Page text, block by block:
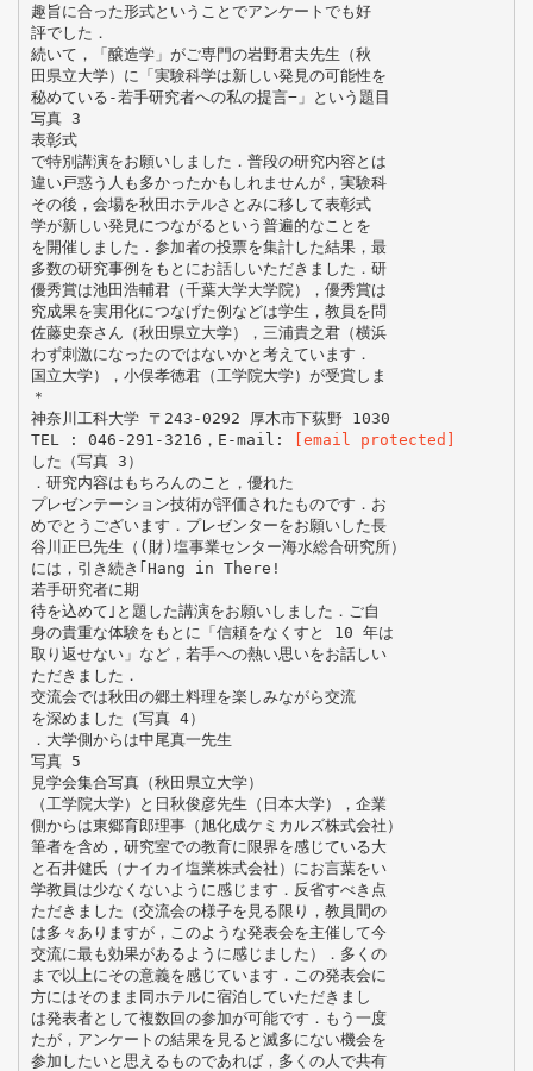
趣旨に合った形式ということでアンケートでも好
評でした．
続いて，「醸造学」がご専門の岩野君夫先生（秋
田県立大学）に「実験科学は新しい発見の可能性を
秘めている-若手研究者への私の提言−」という題目
写真 3
表彰式
で特別講演をお願いしました．普段の研究内容とは
違い戸惑う人も多かったかもしれませんが，実験科
その後，会場を秋田ホテルさとみに移して表彰式
学が新しい発見につながるという普遍的なことを
を開催しました．参加者の投票を集計した結果，最
多数の研究事例をもとにお話しいただきました．研
優秀賞は池田浩輔君（千葉大学大学院），優秀賞は
究成果を実用化につなげた例などは学生，教員を問
佐藤史奈さん（秋田県立大学），三浦貴之君（横浜
わず刺激になったのではないかと考えています．
国立大学），小俣孝徳君（工学院大学）が受賞しま
＊
神奈川工科大学 〒243-0292 厚木市下荻野 1030
TEL : 046-291-3216，E-mail:
[email protected]
した（写真 3）
．研究内容はもちろんのこと，優れた
プレゼンテーション技術が評価されたものです．お
めでとうございます．プレゼンターをお願いした長
谷川正巳先生（(財)塩事業センター海水総合研究所）
には，引き続き｢Hang in There!
若手研究者に期
待を込めて｣と題した講演をお願いしました．ご自
身の貴重な体験をもとに「信頼をなくすと 10 年は
取り返せない」など，若手への熱い思いをお話しい
ただきました．
交流会では秋田の郷土料理を楽しみながら交流
を深めました（写真 4）
．大学側からは中尾真一先生
写真 5
見学会集合写真（秋田県立大学）
（工学院大学）と日秋俊彦先生（日本大学），企業
側からは東郷育郎理事（旭化成ケミカルズ株式会社）
筆者を含め，研究室での教育に限界を感じている大
と石井健氏（ナイカイ塩業株式会社）にお言葉をい
学教員は少なくないように感じます．反省すべき点
ただきました（交流会の様子を見る限り，教員間の
は多々ありますが，このような発表会を主催して今
交流に最も効果があるように感じました）．多くの
まで以上にその意義を感じています．この発表会に
方にはそのまま同ホテルに宿泊していただきまし
は発表者として複数回の参加が可能です．もう一度
たが，アンケートの結果を見ると滅多にない機会を
参加したいと思えるものであれば，多くの人で共有